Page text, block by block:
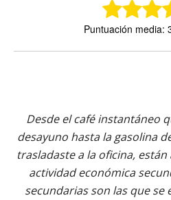
Puntuación media:
Desde el café instantáneo
desayuno hasta la gasolina
trasladaste a la oficina, están
actividad económica
secundarias son las que se